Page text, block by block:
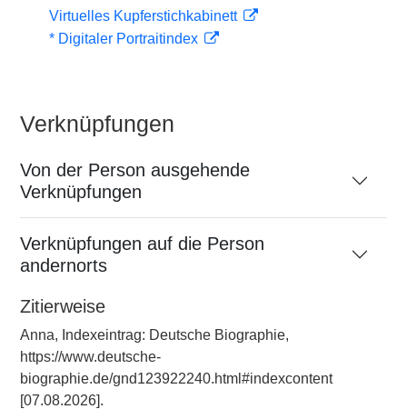
Virtuelles Kupferstichkabinett
* Digitaler Portraitindex
Verknüpfungen
Von der Person ausgehende
Verknüpfungen
Verknüpfungen auf die Person
andernorts
Zitierweise
Anna, Indexeintrag: Deutsche Biographie,
https://www.deutsche-
biographie.de/gnd123922240.html#indexcontent
[07.08.2026].